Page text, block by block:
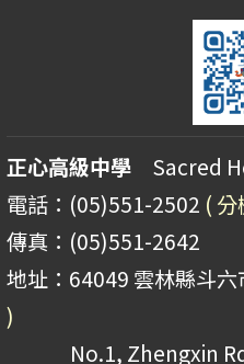
正心高級中學 Sacred
電話：(05)551-2502 (
傳真：(05)551-2642
地址：64049 雲林縣斗六
)
No.1, Zhengxin